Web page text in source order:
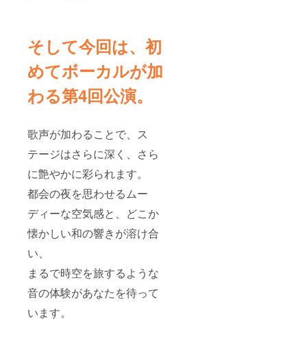
そして今回は、初
めてボーカルが加
わる第4回公演。
歌声が加わることで、ス
テージはさらに深く、さら
に艶やかに彩られます。
都会の夜を思わせるムー
ディーな空気感と、どこか
懐かしい和の響きが溶け合
い、
まるで時空を旅するような
音の体験があなたを待って
います。